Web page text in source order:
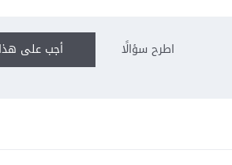
أجب على اطرح سؤالًا